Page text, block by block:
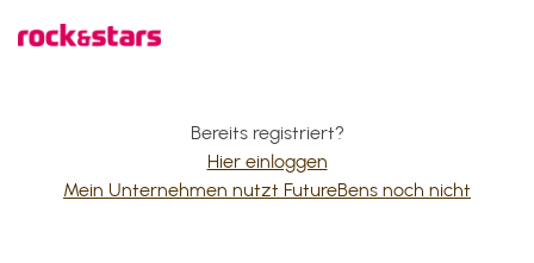
Bereits registriert?
Hier einloggen
Mein Unternehmen nutzt FutureBens noch nicht